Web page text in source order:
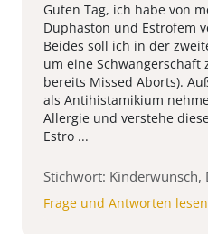
Guten Tag, ich habe von
Duphaston und Estrofem
Beides soll ich in der
um eine
bereits Missed Aborts).
als Antihistamikium
Allergie und verstehe
Estro ...
Stichwort: Kinderwunsch,
Frage und Antworten lesen